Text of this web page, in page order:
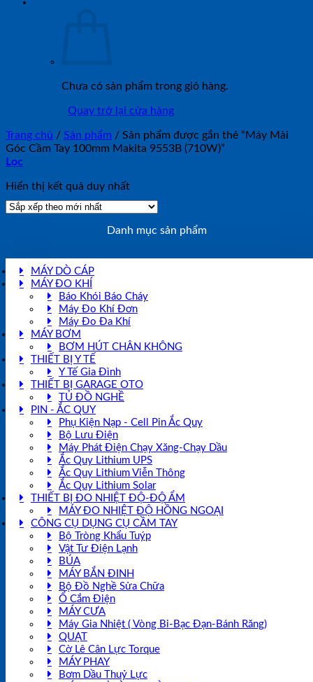
Chưa có sản phẩm trong giỏ hàng.
Quay trở lại cửa hàng
Trang chủ / Sản phẩm / Sản phẩm được gắn thẻ “Máy Mài
Góc Cầm Tay 100mm Makita 9553B (710W)”
Lọc
Hiển thị kết quả duy nhất
Danh mục sản phẩm
MÁY DÒ CÁP
MÁY ĐO KHÍ
Báo Khói Báo Cháy
Máy Đo Khí Đơn
Máy Đo Đa Khí
MÁY BƠM
BƠM HÚT CHÂN KHÔNG
THIẾT BỊ Y TẾ
Y Tế Gia Đình
THIẾT BỊ GARAGE OTO
TỦ ĐỒ NGHỀ
PIN - ẮC QUY
Phụ Kiện Nạp - Cell Pin Ắc Quy
Bộ Lưu Điện
Máy Phát Điện Chạy Xăng-Chạy Dầu
Ắc Quy Lithium UPS
Ắc Quy Lithium Viễn Thông
Ắc Quy Lithium Solar
THIẾT BỊ ĐO NHIỆT ĐỘ-ĐỘ ẨM
MÁY ĐO NHIỆT ĐỘ HỒNG NGOẠI
CÔNG CỤ DỤNG CỤ CẦM TAY
Bộ Tròng Khẩu Tuýp
Vật Tư Điện Lạnh
BÚA
MÁY BẮN ĐINH
Bộ Đồ Nghề Sửa Chữa
Ổ Cắm Điện
MÁY CƯA
Máy Gia Nhiệt ( Vòng Bi-Bạc Đạn-Bánh Răng)
QUẠT
Cờ Lê Cân Lực Torque
MÁY PHAY
Bơm Dầu Thuỷ Lực